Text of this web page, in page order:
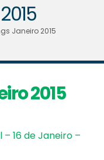
Janeiro 2015
2015
16 de Janeiro –